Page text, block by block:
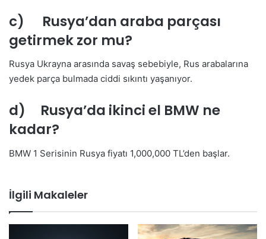
c) Rusya’dan araba parçası
getirmek zor mu?
Rusya Ukrayna arasında savaş sebebiyle, Rus arabalarına
yedek parça bulmada ciddi sıkıntı yaşanıyor.
d) Rusya’da ikinci el BMW ne
kadar?
BMW 1 Serisinin Rusya fiyatı 1,000,000 TL’den başlar.
İlgili Makaleler